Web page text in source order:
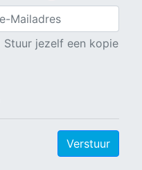
Stuur jezelf een kopie
Verstuur